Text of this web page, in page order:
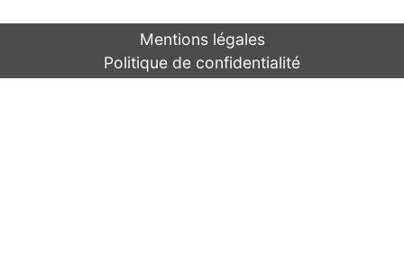
Mentions légales
Politique de confidentialité